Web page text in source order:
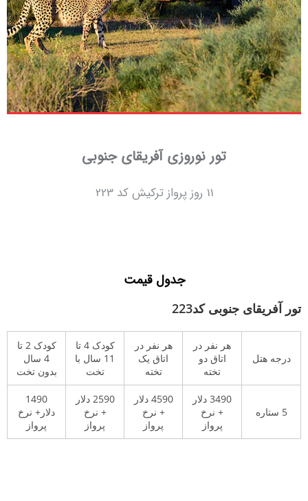
تور نوروزی آفریقای جنوبی
11 روز پرواز ترکیش کد 223
جدول قیمت
تور آفریقای جنوبی کد223
درجه هتل
هر نفر در
اتاق دو
تخته
هر نفر در
اتاق یک
تخته
کودک 4 تا
11 سال با
تخت
کودک 2 تا
4 سال
بدون تخت
5 ستاره
3490 دلار
+ نرخ
پرواز
4590 دلار
+ نرخ
پرواز
2590 دلار
+ نرخ
پرواز
1490
دلار+ نرخ
پرواز